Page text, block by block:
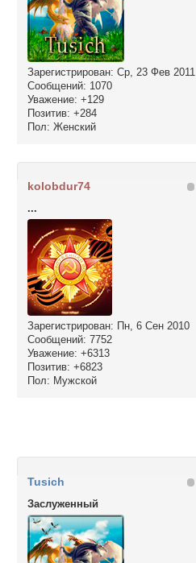
Зарегистрирован: Ср, 23 Фев 2011
Сообщений: 1070
Уважение: +129
Позитив: +284
Пол: Женский
kolobdur74
...
Зарегистрирован: Пн, 6 Сен 2010
Сообщений: 7752
Уважение: +6313
Позитив: +6823
Пол: Мужской
Tusich
Заслуженный